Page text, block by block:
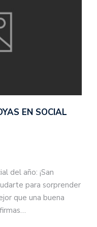
EN SOCIAL
del año: ¡San
para sorprender
que una buena